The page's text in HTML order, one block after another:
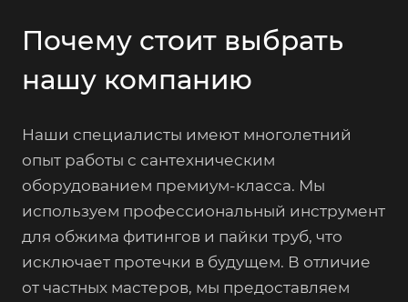
Почему стоит выбрать
нашу компанию
Наши специалисты имеют многолетний
опыт работы с сантехническим
оборудованием премиум-класса. Мы
используем профессиональный инструмент
для обжима фитингов и пайки труб, что
исключает протечки в будущем. В отличие
от частных мастеров, мы предоставляем